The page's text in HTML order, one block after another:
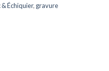
& Échiquier, gravure